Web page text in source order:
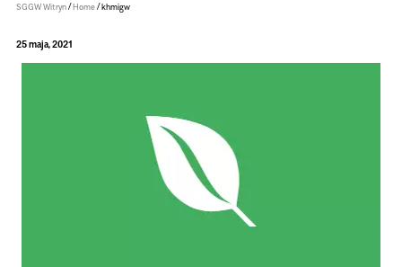
SGGW Witryn/Home/khmigw
25 maja, 2021